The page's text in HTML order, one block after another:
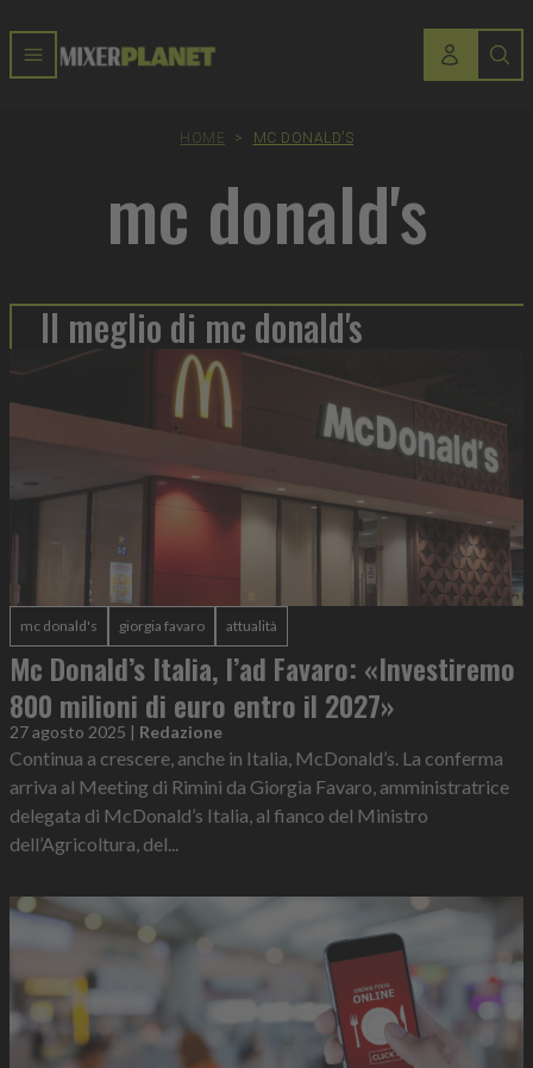
HOME > MC DONALD'S
mc donald's
Il meglio di mc donald's
mc donald's giorgia favaro attualità
Mc Donald’s Italia, l’ad Favaro: «Investiremo
800 milioni di euro entro il 2027»
27 agosto 2025 | Redazione
Continua a crescere, anche in Italia, McDonald’s. La conferma
arriva al Meeting di Rimini da Giorgia Favaro, amministratrice
delegata di McDonald’s Italia, al fianco del Ministro
dell’Agricoltura, del...